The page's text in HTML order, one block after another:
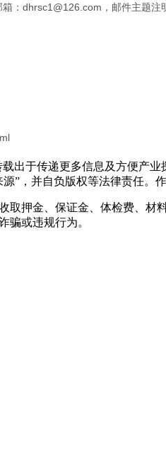
：dhrsc1@126.com，邮件主题注
出于传递更多信息及方便产
”，并自负版权等法律责任。
取押金、保证金、体检费、材
骗或违规行为。